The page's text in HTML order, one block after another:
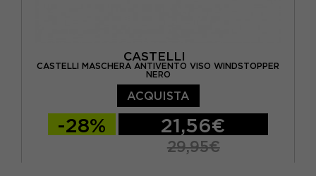
CASTELLI
CASTELLI MASCHERA ANTIVENTO VISO WINDSTOPPER
NERO
ACQUISTA
-28% 21,56€
29,95€